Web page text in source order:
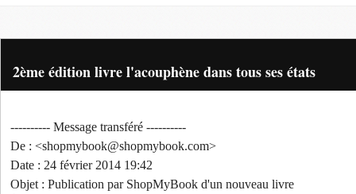
2ème édition livre l'acouphène dans tous ses états
---------- Message transféré ----------
De : <shopmybook@shopmybook.com>
Date : 24 février 2014 19:42
Objet : Publication par ShopMyBook d'un nouveau livre